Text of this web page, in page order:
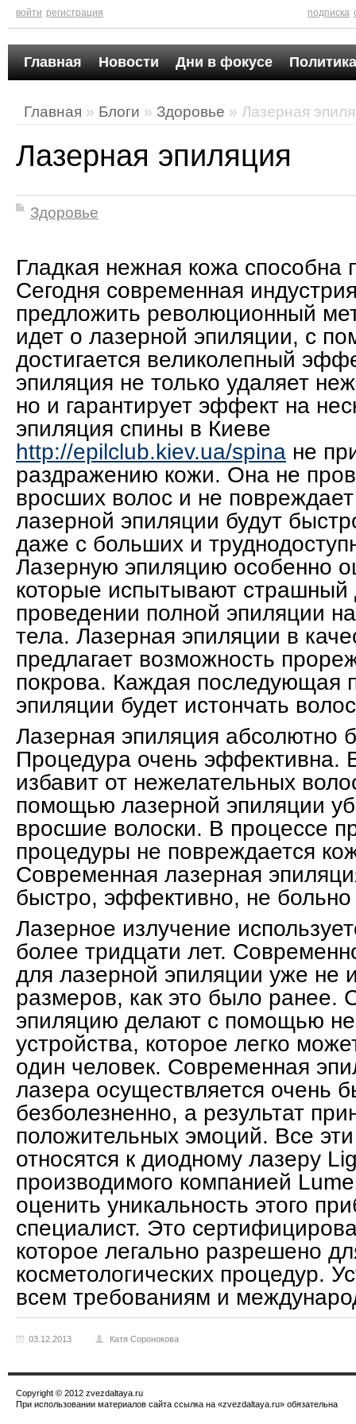
войти регистрация подписка
Главная Новости Дни в фокусе
Главная » Блоги » Здоровье » Лазерная
Лазерная эпиляция
Здоровье
Гладкая нежная кожа способна
Сегодня современная
предложить революционный
идет о лазерной эпиляции, с
достигается великолепный
эпиляция не только удаляет
но и гарантирует эффект на
эпиляция спины в Киеве
http://epilclub.kiev.ua/spina не
раздражению кожи. Она не
вросших волос и не
лазерной эпиляции будут
даже с больших и
Лазерную эпиляцию особенно
которые испытывают страшный
проведении полной эпиляции
тела. Лазерная эпиляции в
предлагает возможность
покрова. Каждая последующая
эпиляции будет истончать
Лазерная эпиляция абсолютно
Процедура очень эффективна.
избавит от нежелательных
помощью лазерной эпиляции
вросшие волоски. В процессе
процедуры не повреждается
Современная лазерная
быстро, эффективно, не больно
Лазерное излучение
более тридцати лет.
для лазерной эпиляции уже не
размеров, как это было ранее.
эпиляцию делают с помощью
устройства, которое легко
один человек. Современная
лазера осуществляется очень
безболезненно, а результат
положительных эмоций. Все
относятся к диодному лазеру
производимого компанией
оценить уникальность этого
специалист. Это
которое легально разрешено
косметологических процедур.
всем требованиям и
03.12.2013 Катя Соронокова
Copyright © 2012 zvezdaltaya.ru
При использовании материалов сайта ссылка на «zvezdaltaya.ru» обязательна